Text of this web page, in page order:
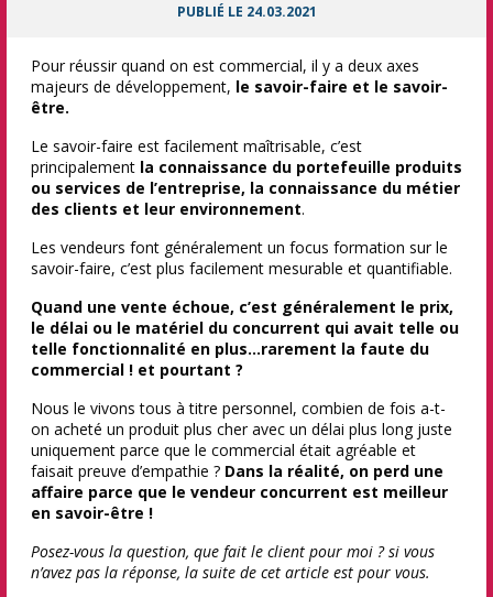
PUBLIÉ LE 24.03.2021
Pour réussir quand on est commercial, il y a deux axes
majeurs de développement, le savoir-faire et le savoir-
être.
Le savoir-faire est facilement maîtrisable, c’est
principalement la connaissance du portefeuille produits
ou services de l’entreprise, la connaissance du métier
des clients et leur environnement.
Les vendeurs font généralement un focus formation sur le
savoir-faire, c’est plus facilement mesurable et quantifiable.
Quand une vente échoue, c’est généralement le prix,
le délai ou le matériel du concurrent qui avait telle ou
telle fonctionnalité en plus…rarement la faute du
commercial ! et pourtant ?
Nous le vivons tous à titre personnel, combien de fois a-t-
on acheté un produit plus cher avec un délai plus long juste
uniquement parce que le commercial était agréable et
faisait preuve d’empathie ? Dans la réalité, on perd une
affaire parce que le vendeur concurrent est meilleur
en savoir-être !
Posez-vous la question, que fait le client pour moi ? si vous
n’avez pas la réponse, la suite de cet article est pour vous.